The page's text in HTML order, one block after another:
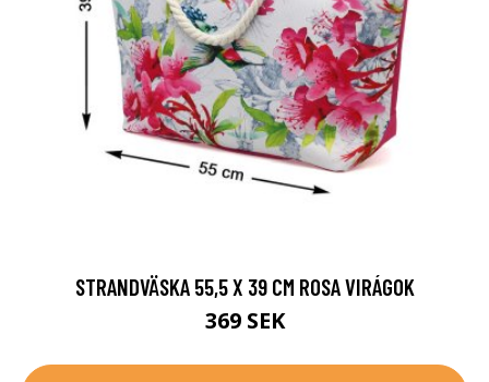
STRANDVÄSKA 55,5 X 39 CM ROSA VIRÁGOK
369 SEK